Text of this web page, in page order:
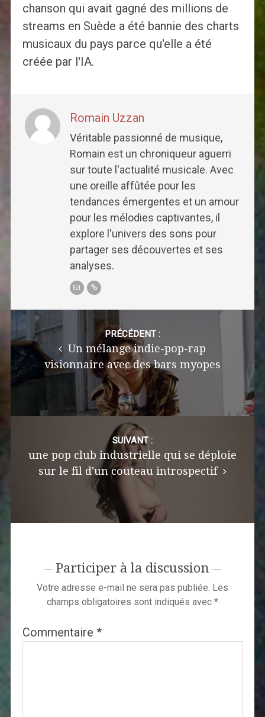
chanson qui avait gagné des millions de
streams en Suède a été bannie des charts
musicaux du pays parce qu'elle a été
créée par l'IA.
Romain Uzzan
Véritable passionné de musique,
Romain est un chroniqueur aguerri
sur toute l'actualité musicale. Avec
une oreille affûtée pour les
tendances émergentes et un amour
pour les mélodies captivantes, il
explore l'univers des sons pour
partager ses découvertes et ses
analyses.
Post
navigation
PRÉCÉDENT :
Un mélange indie-pop-rap
visionnaire avec des bars myopes
SUIVANT :
une pop club industrielle qui se déploie
sur le fil d'un couteau introspectif
Participer à la discussion
Votre adresse e-mail ne sera pas publiée. Les
champs obligatoires sont indiqués avec *
Commentaire *